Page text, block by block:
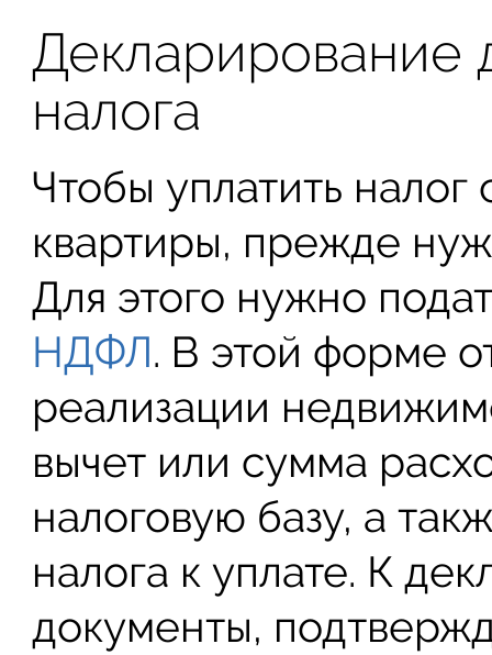
Декларирование
налога
Чтобы уплатить
квартиры, прежде
Для этого нужно
НДФЛ. В этой форме
реализации
вычет или сумма
налоговую базу, а
налога к уплате. К
документы,